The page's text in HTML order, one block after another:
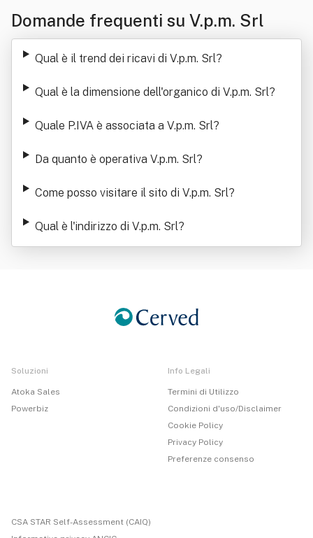
Domande frequenti su V.p.m. Srl
Qual è il trend dei ricavi di V.p.m. Srl?
Qual è la dimensione dell'organico di V.p.m. Srl?
Quale P.IVA è associata a V.p.m. Srl?
Da quanto è operativa V.p.m. Srl?
Come posso visitare il sito di V.p.m. Srl?
Qual è l'indirizzo di V.p.m. Srl?
Soluzioni
Atoka Sales
Powerbiz
Info Legali
Termini di Utilizzo
Condizioni d'uso/Disclaimer
Cookie Policy
Privacy Policy
Preferenze consenso
CSA STAR Self-Assessment (CAIQ)